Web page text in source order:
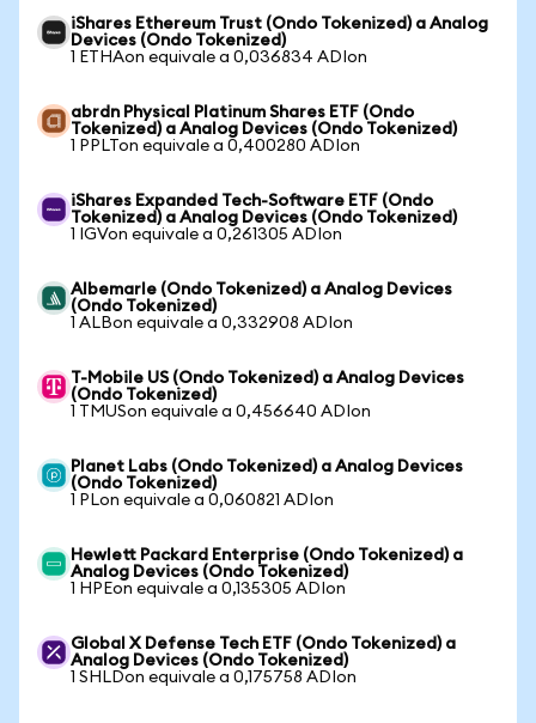
iShares Ethereum Trust (Ondo Tokenized) a Analog
Devices (Ondo Tokenized)
1 ETHAon equivale a 0,036834 ADIon
abrdn Physical Platinum Shares ETF (Ondo
Tokenized) a Analog Devices (Ondo Tokenized)
1 PPLTon equivale a 0,400280 ADIon
iShares Expanded Tech-Software ETF (Ondo
Tokenized) a Analog Devices (Ondo Tokenized)
1 IGVon equivale a 0,261305 ADIon
Albemarle (Ondo Tokenized) a Analog Devices
(Ondo Tokenized)
1 ALBon equivale a 0,332908 ADIon
T-Mobile US (Ondo Tokenized) a Analog Devices
(Ondo Tokenized)
1 TMUSon equivale a 0,456640 ADIon
Planet Labs (Ondo Tokenized) a Analog Devices
(Ondo Tokenized)
1 PLon equivale a 0,060821 ADIon
Hewlett Packard Enterprise (Ondo Tokenized) a
Analog Devices (Ondo Tokenized)
1 HPEon equivale a 0,135305 ADIon
Global X Defense Tech ETF (Ondo Tokenized) a
Analog Devices (Ondo Tokenized)
1 SHLDon equivale a 0,175758 ADIon